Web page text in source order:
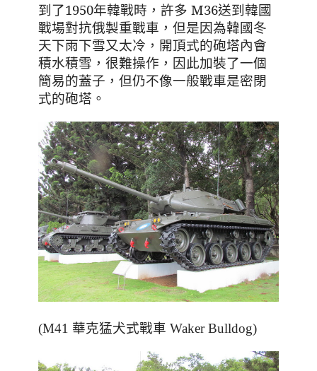
到了1950年韓戰時，許多 M36送到韓國
戰場對抗俄製重戰車，但是因為韓國冬
天下雨下雪又太冷，開頂式的砲塔內會
積水積雪，很難操作，因此加裝了一個
簡易的蓋子，但仍不像一般戰車是密閉
式的砲塔。
(M41 華克猛犬式戰車 Waker Bulldog)